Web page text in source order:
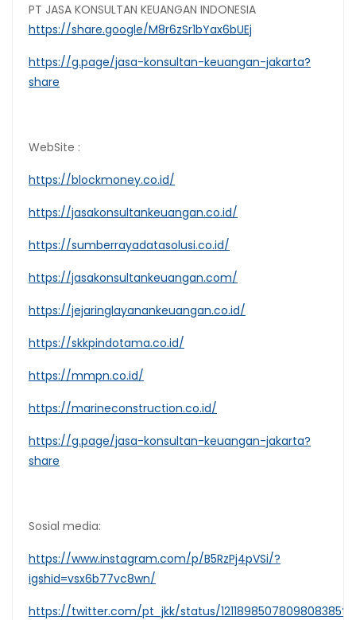
PT JASA KONSULTAN KEUANGAN INDONESIA
https://share.google/M8r6zSr1bYax6bUEj
https://g.page/jasa-konsultan-keuangan-jakarta?
share
WebSite :
https://blockmoney.co.id/
https://jasakonsultankeuangan.co.id/
https://sumberrayadatasolusi.co.id/
https://jasakonsultankeuangan.com/
https://jejaringlayanankeuangan.co.id/
https://skkpindotama.co.id/
https://mmpn.co.id/
https://marineconstruction.co.id/
https://g.page/jasa-konsultan-keuangan-jakarta?
share
Sosial media:
https://www.instagram.com/p/B5RzPj4pVSi/?
igshid=vsx6b77vc8wn/
https://twitter.com/pt_jkk/status/1211898507809808385?